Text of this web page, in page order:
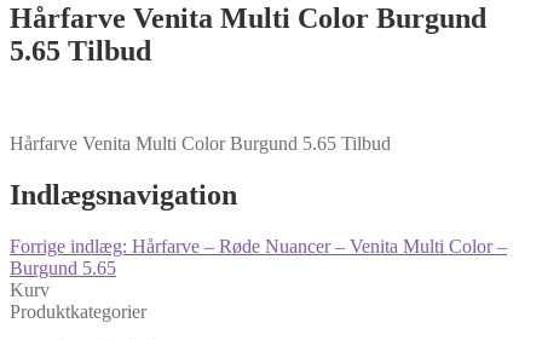
Hårfarve Venita Multi Color Burgund
5.65 Tilbud
Hårfarve Venita Multi Color Burgund 5.65 Tilbud
Indlægsnavigation
Forrige indlæg: Hårfarve – Røde Nuancer – Venita Multi Color –
Burgund 5.65
Kurv
Produktkategorier